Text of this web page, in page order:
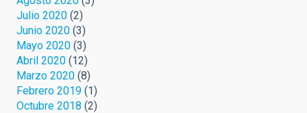
Julio 2020 (2)
Junio 2020 (3)
Mayo 2020 (3)
Abril 2020 (12)
Marzo 2020 (8)
Febrero 2019 (1)
Octubre 2018 (2)